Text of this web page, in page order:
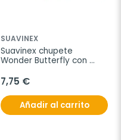
SUAVINEX
Suavinex chupete
Wonder Butterfly con
para 6-18 meses, 1
chupete
7,75 €
Añadir al carrito